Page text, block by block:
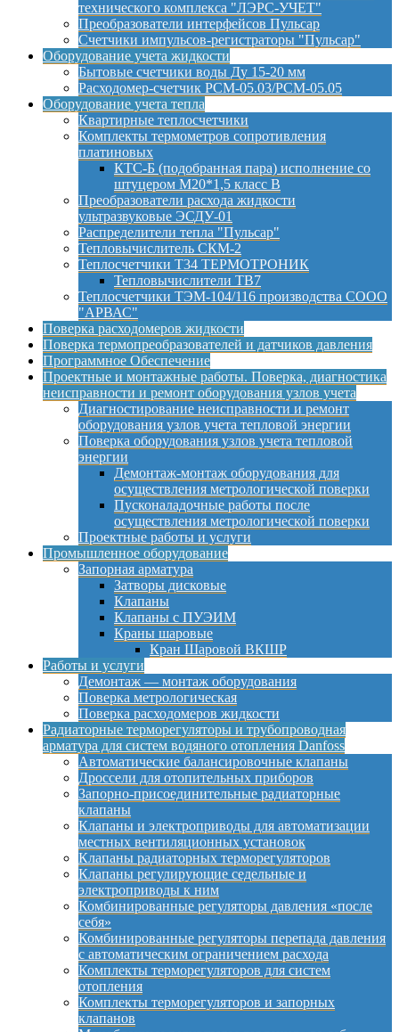
технического комплекса "ЛЭРС-УЧЕТ"
Преобразователи интерфейсов Пульсар
Счетчики импульсов-регистраторы "Пульсар"
Оборудование учета жидкости
Бытовые счетчики воды Ду 15-20 мм
Расходомер-счетчик РСМ-05.03/РСМ-05.05
Оборудование учета тепла
Квартирные теплосчетчики
Комплекты термометров сопротивления
платиновых
КТС-Б (подобранная пара) исполнение со
штуцером М20*1,5 класс B
Преобразователи расхода жидкости
ультразвуковые ЭСДУ-01
Распределители тепла "Пульсар"
Тепловычислитель СКМ-2
Теплосчетчики Т34 ТЕРМОТРОНИК
Тепловычислители ТВ7
Теплосчетчики ТЭМ-104/116 производства СООО
"АРВАС"
Поверка расходомеров жидкости
Поверка термопреобразователей и датчиков давления
Программное Обеспечение
Проектные и монтажные работы. Поверка, диагностика
неисправности и ремонт оборудования узлов учета
Диагностирование неисправности и ремонт
оборудования узлов учета тепловой энергии
Поверка оборудования узлов учета тепловой
энергии
Демонтаж-монтаж оборудования для
осуществления метрологической поверки
Пусконаладочные работы после
осуществления метрологической поверки
Проектные работы и услуги
Промышленное оборудование
Запорная арматура
Затворы дисковые
Клапаны
Клапаны с ПУЭИМ
Краны шаровые
Кран Шаровой ВКШР
Работы и услуги
Демонтаж — монтаж оборудования
Поверка метрологическая
Поверка расходомеров жидкости
Радиаторные терморегуляторы и трубопроводная
арматура для систем водяного отопления Danfoss
Автоматические балансировочные клапаны
Дроссели для отопительных приборов
Запорно-присоединительные радиаторные
клапаны
Клапаны и электроприводы для автоматизации
местных вентиляционных установок
Клапаны радиаторных терморегуляторов
Клапаны регулирующие седельные и
электроприводы к ним
Комбинированные регуляторы давления «после
себя»
Комбинированные регуляторы перепада давления
с автоматическим ограничением расхода
Комплекты терморегуляторов для систем
отопления
Комплекты терморегуляторов и запорных
клапанов